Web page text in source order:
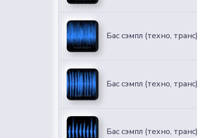
Бас сэмпл (техно,
Бас сэмпл (техно,
Бас сэмпл (техно,